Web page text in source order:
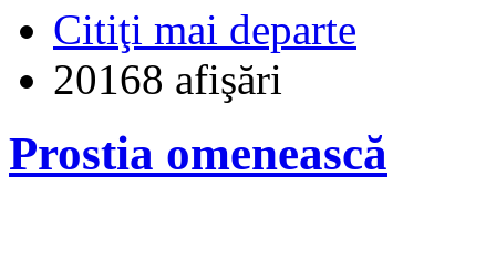
Citiţi mai departe
20168 afişări
Prostia omenească